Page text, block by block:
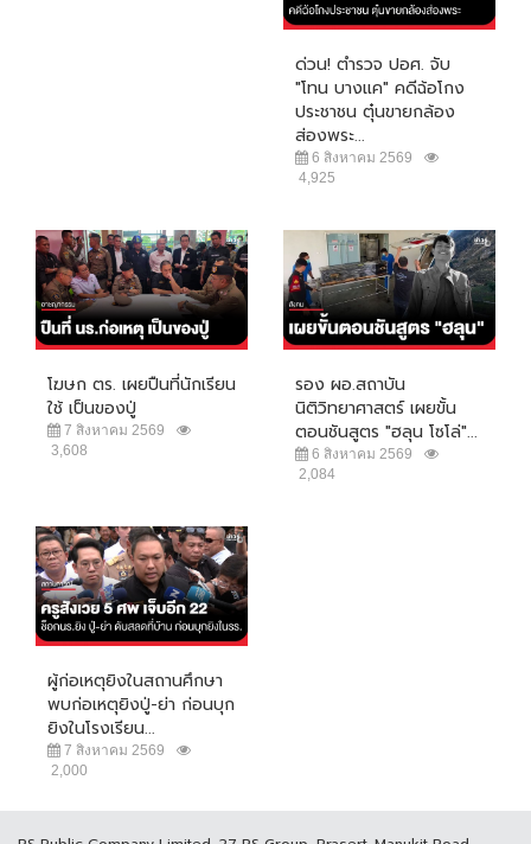
ด่วน! ตำรวจ ปอศ. จับ
"โทน บางแค" คดีฉ้อโกง
ประชาชน ตุ๋นขายกล้อง
ส่องพระ...
6 สิงหาคม 2569
4,925
โฆษก ตร. เผยปืนที่นักเรียน
ใช้ เป็นของปู่
7 สิงหาคม 2569
3,608
รอง ผอ.สถาบัน
นิติวิทยาศาสตร์ เผยขั้น
ตอนชันสูตร "ฮลุน โซโล่"...
6 สิงหาคม 2569
2,084
ผู้ก่อเหตุยิงในสถานศึกษา
พบก่อเหตุยิงปู่-ย่า ก่อนบุก
ยิงในโรงเรียน...
7 สิงหาคม 2569
2,000